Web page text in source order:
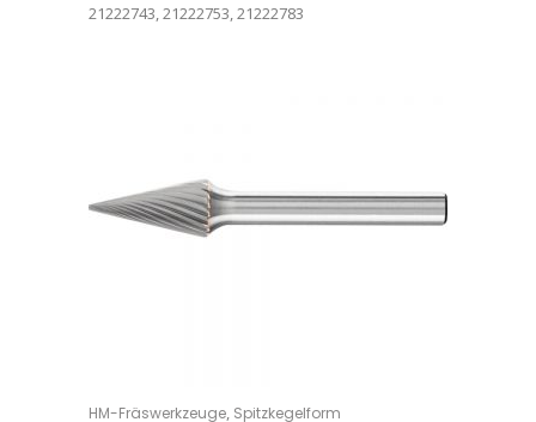
21222743, 21222753, 21222783
OPTIONS
HM-Fräswerkzeuge, Spitzkegelform